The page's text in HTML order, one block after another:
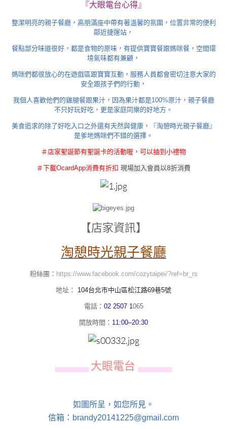
『大眼電台心得』
整潔明亮的親子餐廳，高朋滿座中帶有著溫馨的氛圍，位置非常的便利
鄰近捷運站，
餐點部分味道很好，都是食物的原味，有提供寶寶餐跟媽咪餐，空間環
境氣味都有兼顧，
媽咪們都很放心的在遊戲區跟寶寶互動，服務人員都會密切注意大家的
安全跟孩子們的行動，
我個人喜歡他們的雞腿餐跟果汁，因為果汁都是100%原汁，親子餐廳
不只好玩好吃，更是家庭同樂的好地方。
美食追求的除了好吃入口之外還有天然與健康，『淘憩時光親子餐廳』
是爹地媽咪們不錯的選擇。
＃店家聖誕節有聖誕卡的活動喔，可以抽到小禮物
＃下載OcardApp消費有折扣 現場加入會員以8折消費
【店家資訊】
淘憩時光親子餐廳
粉絲團： https://www.facebook.com/cozytaipei/?ref=br_rs
地址： 104台北市中山區松江路69巷5號
電話： 02 2507 1065
開放時間： 11:00–20:30
▄▄▄▄▄▄ 大眼電台 ▄▄▄▄▄▄
如圖所呈，如您所見。
信箱：brandy20141225@gmail.com